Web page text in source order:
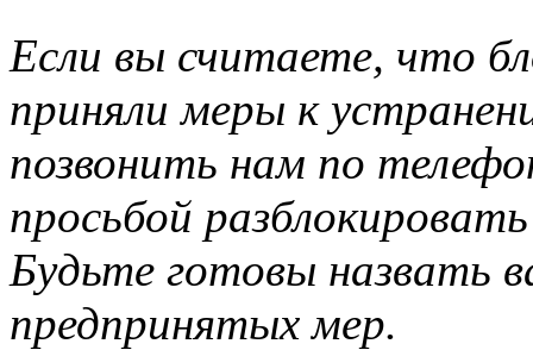
Если вы считаете, что
приняли меры к
позвонить нам по
просьбой
Будьте готовы назвать
предпринятых мер.